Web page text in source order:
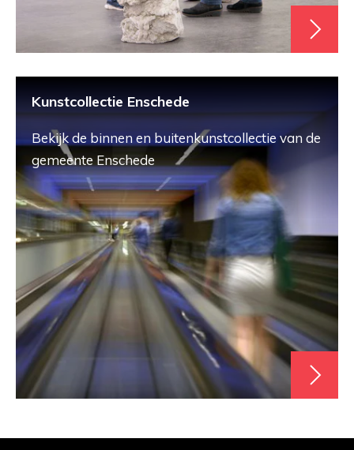
Kunstcollectie Enschede
Bekijk de binnen en buitenkunstcollectie van de
gemeente Enschede